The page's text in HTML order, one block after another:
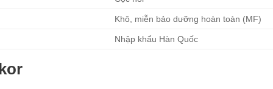
Khô, miễn bảo dưỡng hoàn toàn (MF)
Nhập khẩu Hàn Quốc